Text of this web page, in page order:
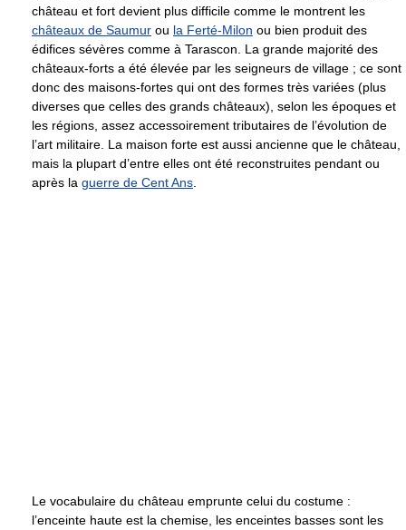
château et fort devient plus difficile comme le montrent les
châteaux de Saumur ou la Ferté-Milon ou bien produit des
édifices sévères comme à Tarascon. La grande majorité des
châteaux-forts a été élevée par les seigneurs de village ; ce sont
donc des maisons-fortes qui ont des formes très variées (plus
diverses que celles des grands châteaux), selon les époques et
les régions, assez accessoirement tributaires de l’évolution de
l’art militaire. La maison forte est aussi ancienne que le château,
mais la plupart d’entre elles ont été reconstruites pendant ou
après la guerre de Cent Ans
Le vocabulaire du château emprunte celui du costume :
l’enceinte haute est la chemise, les enceintes basses sont les